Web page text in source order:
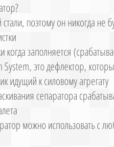
поэтому он никогда не
когда заполняется
это дефлектор,
идущий к силовому агрегату
сепаратора
можно использовать с